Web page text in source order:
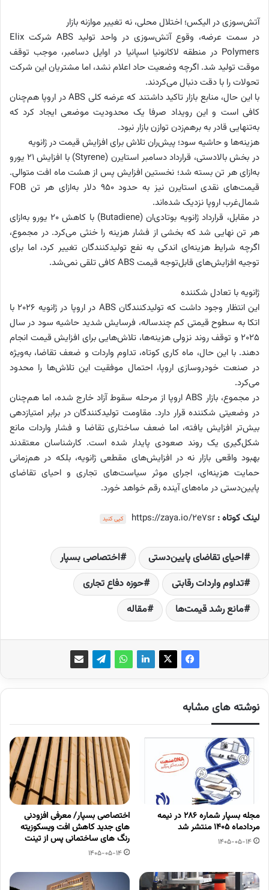
آتش‌سوزی در الیکس؛ اختلال محلی، نه تغییر موازنه بازار
در سمت عرضه، وقوع آتش‌سوزی در واحد تولید ABS شرکت Elix
Polymers در منطقه لاکانونیا اسپانیا در اوایل دسامبر، موجب توقف
موقت تولید شد. اگرچه وضعیت حاد اعلام نشد، اما مشتریان این شرکت
تحولات را با دقت دنبال می‌کردند.
با این حال، منابع بازار تاکید داشتند که عرضه کلی ABS در اروپا هم‌چنان
کافی است و این رویداد صرفا یک محدودیت موضعی ایجاد کرد که
به‌تنهایی قادر به برهم‌زدن توازن بازار نبود.
هزینه‌ها و حاشیه سود؛ پیش‌ران تلاش برای افزایش قیمت در ژانویه
در بخش بالادستی، قرارداد دسامبر استایرن (Styrene) با افزایش ۲۱ یورو
به‌ازای هر تن بسته شد؛ نخستین افزایش پس از هشت ماه افت متوالی.
قیمت‌های نقدی استایرن نیز به حدود ۹۵۰ دلار به‌ازای هر تن FOB
شمال‌غرب اروپا نزدیک شده‌اند.
در مقابل، قرارداد ژانویه بوتادی‌ان (Butadiene) با کاهش ۲۰ یورو به‌ازای
هر تن نهایی شد که بخشی از فشار هزینه را خنثی می‌کرد. در مجموع،
اگرچه شرایط هزینه‌ای اندکی به نفع تولیدکنندگان تغییر کرد، اما برای
توجیه افزایش‌های قابل‌توجه قیمت ABS کافی تلقی نمی‌شد.
ژانویه با تعادل شکننده
این انتظار وجود داشت که تولیدکنندگان ABS در اروپا در ژانویه ۲۰۲۶ با
اتکا به سطوح قیمتی کم چندساله، فرسایش شدید حاشیه سود در سال
۲۰۲۵ و توقف روند نزولی هزینه‌ها، تلاش‌هایی برای افزایش قیمت انجام
دهند. با این حال، ماه کاری کوتاه، تداوم واردات و ضعف تقاضا، به‌ویژه
در صنعت خودروسازی اروپا، احتمال موفقیت این تلاش‌ها را محدود
می‌کرد.
در مجموع، بازار ABS اروپا از مرحله سقوط آزاد خارج شده، اما هم‌چنان
در وضعیتی شکننده قرار دارد. مقاومت تولیدکنندگان در برابر امتیازدهی
بیش‌تر افزایش یافته، اما ضعف ساختاری تقاضا و فشار واردات مانع
شکل‌گیری یک روند صعودی پایدار شده است. کارشناسان معتقدند
بهبود واقعی بازار نه در افزایش‌های مقطعی ژانویه، بلکه در هم‌زمانی
حمایت هزینه‌ای، اجرای موثر سیاست‌های تجاری و احیای تقاضای
پایین‌دستی در ماه‌های آینده رقم خواهد خورد.
لینک کوتاه : https://zaya.io/2e7sr کپی کنید
احیای تقاضای پایین‌دستی
اختصاصی بسپار
تداوم واردات رقابتی
حوزه دفاع تجاری
مانع رشد قیمت‌ها
مقاله
نوشته های مشابه
مجله بسپار شماره 286 در نیمه
مردادماه 1405 منتشر شد
1405-05-14
اختصاصی بسپار/ معرفی افزودنی
های جدید کاهش افت ویسکوزیته
رنگ های ساختمانی پس از تینت
1405-05-14